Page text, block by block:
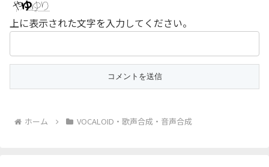
上に表示された文字を入力してください。
ホーム VOCALOID・歌声合成・音声合成